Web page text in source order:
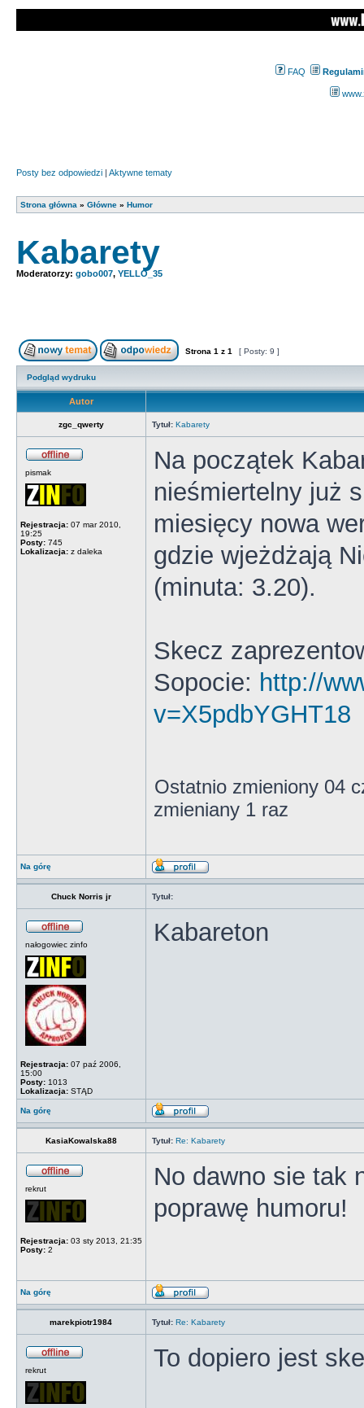
FAQ
Posty bez odpowiedzi | Aktywne tematy
Strona główna » Główne » Humor
Kabarety
Moderatorzy: gobo007, YELLO_35
Strona 1 z 1 [ Posty: 9 ]
Podgląd wydruku
Autor
zgc_qwerty Tytuł: Kabarety
pismak
Rejestracja: 07 mar 2010,
19:25
Posty: 745
Lokalizacja: z daleka
Na początek
nieśmiertelny już
miesięcy nowa
gdzie wjeżdżają
(minuta: 3.20).
Skecz
Sopocie: http://
v=X5pdbYGHT18
Ostatnio zmieniony 04
zmieniany 1 raz
Na górę
Chuck Norris jr Tytuł:
nałogowiec zinfo
Rejestracja: 07 paź 2006,
15:00
Posty: 1013
Lokalizacja: STĄD
Kabareton
Na górę
KasiaKowalska88 Tytuł: Re: Kabarety
rekrut
Rejestracja: 03 sty 2013, 21:35
Posty: 2
No dawno sie tak
poprawę humoru!
Na górę
marekpiotr1984 Tytuł: Re: Kabarety
rekrut To dopiero jest